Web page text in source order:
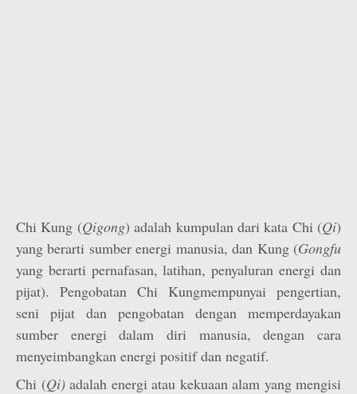
Chi Kung (Qigong) adalah kumpulan dari kata Chi (Qi)
yang berarti sumber energi manusia, dan Kung (Gongfu
yang berarti pernafasan, latihan, penyaluran energi dan
pijat). Pengobatan Chi Kungmempunyai pengertian,
seni pijat dan pengobatan dengan memperdayakan
sumber energi dalam diri manusia, dengan cara
menyeimbangkan energi positif dan negatif.
Chi (Qi)adalah energi atau kekuaan alam yang mengisi